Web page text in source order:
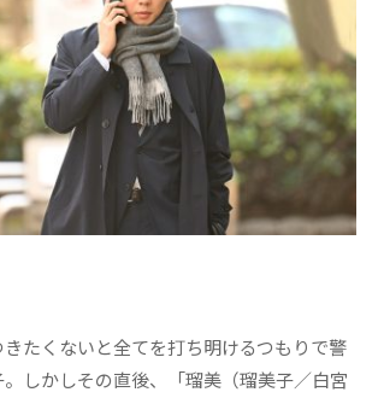
たくないと全てを打ち明けるつもりで警
しかしその直後、「瑠美（瑠美子／白宮